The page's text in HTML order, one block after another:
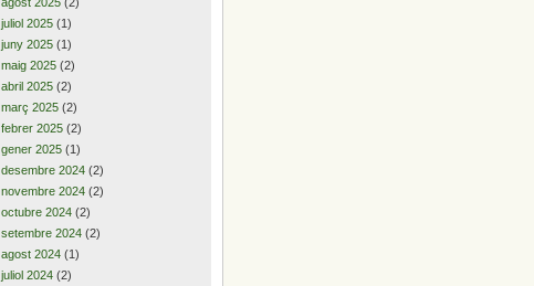
juliol 2025 (1)
juny 2025 (1)
maig 2025 (2)
abril 2025 (2)
març 2025 (2)
febrer 2025 (2)
gener 2025 (1)
desembre 2024 (2)
novembre 2024 (2)
octubre 2024 (2)
setembre 2024 (2)
agost 2024 (1)
juliol 2024 (2)